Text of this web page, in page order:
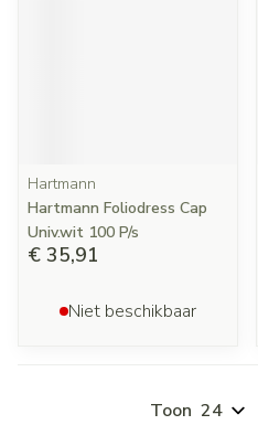
Hartmann
Hartmann Foliodress Cap
Univ.wit 100 P/s
€ 35,91
Niet beschikbaar
Toon